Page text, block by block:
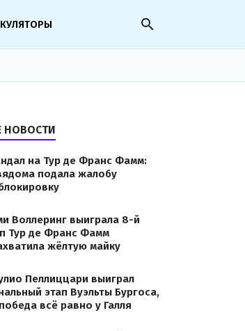
search
НОВОСТИ
на Тур де Франс Фамм:
подала жалобу
Воллеринг выиграла 8-й
Тур де Франс Фамм
жёлтую майку
Пеллиццари выиграл
этап Вуэльты Бургоса,
всё равно у Галля